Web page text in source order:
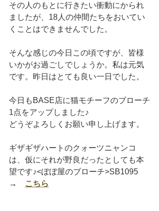
その人のもとに行きたい衝動にかられ
ましたが、18人の仲間たちをおいてい
くことはできませんでした。
そんな感じの今日この頃ですが、皆様
いかがお過ごしでしょうか。私は元気
です。昨日はとても良い一日でした。
今日もBASE店に猫モチーフのブローチ
1点をアップしました♪
どうぞよろしくお願い申し上げます。
ギザギザハートのクォーツニャンコ
は、仮にそれが野良だったとしても本
望です♪<ぼぼ屋のブローチ>SB1095
→
こちら